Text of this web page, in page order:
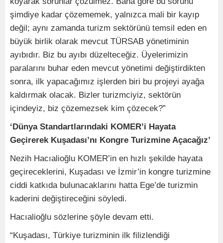
şimdiye kadar çözememek, yalnızca mali bir kayıp
değil; aynı zamanda turizm sektörünü temsil eden en
büyük birlik olarak mevcut TÜRSAB yönetiminin
ayıbıdır. Biz bu ayıbı düzelteceğiz. Üyelerimizin
paralarını buhar eden mevcut yönetimi değiştirdikten
sonra, ilk yapacağımız işlerden biri bu projeyi ayağa
kaldırmak olacak. Bizler turizmciyiz, sektörün
içindeyiz, biz çözemezsek kim çözecek?”
‘Dünya Standartlarındaki KOMER’i Hayata
Geçirerek Kuşadası’nı Kongre Turizmine Açacağız’
Nezih Hacıalioğlu KOMER’in en hızlı şekilde hayata
geçireceklerini, Kuşadası ve İzmir’in kongre turizmine
ciddi katkıda bulunacaklarını hatta Ege’de turizmin
kaderini değiştireceğini söyledi.
Hacıalioğlu sözlerine şöyle devam etti.
“Kuşadası, Türkiye turizminin ilk filizlendiği